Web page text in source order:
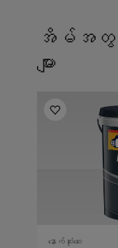
အိမ်အတွင်
များ
နောက်ဆုံးဆေး